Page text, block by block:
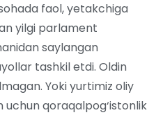
faol, yetakchiga
yilgi parlament
saylangan
tashkil etdi. Oldin
Yoki yurtimiz oliy
uchun qoraqalpog‘istonlik